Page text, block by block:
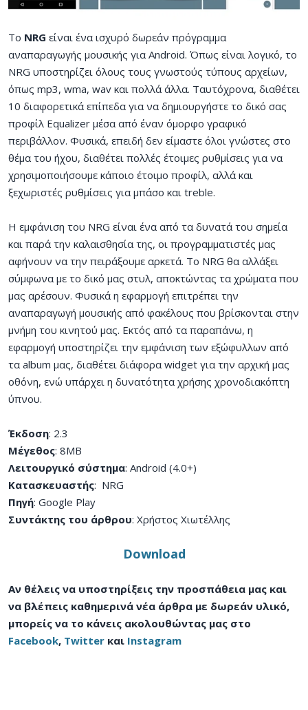
Το NRG είναι ένα ισχυρό δωρεάν πρόγραμμα
αναπαραγωγής μουσικής για Android. Όπως είναι λογικό, το
NRG υποστηρίζει όλους τους γνωστούς τύπους αρχείων,
όπως mp3, wma, wav και πολλά άλλα. Ταυτόχρονα, διαθέτει
10 διαφορετικά επίπεδα για να δημιουργήστε το δικό σας
προφίλ Equalizer μέσα από έναν όμορφο γραφικό
περιβάλλον. Φυσικά, επειδή δεν είμαστε όλοι γνώστες στο
θέμα του ήχου, διαθέτει πολλές έτοιμες ρυθμίσεις για να
χρησιμοποιήσουμε κάποιο έτοιμο προφίλ, αλλά και
ξεχωριστές ρυθμίσεις για μπάσο και treble.
Η εμφάνιση του NRG είναι ένα από τα δυνατά του σημεία
και παρά την καλαισθησία της, οι προγραμματιστές μας
αφήνουν να την πειράξουμε αρκετά. Το NRG θα αλλάξει
σύμφωνα με το δικό μας στυλ, αποκτώντας τα χρώματα που
μας αρέσουν. Φυσικά η εφαρμογή επιτρέπει την
αναπαραγωγή μουσικής από φακέλους που βρίσκονται στην
μνήμη του κινητού μας. Εκτός από τα παραπάνω, η
εφαρμογή υποστηρίζει την εμφάνιση των εξώφυλλων από
τα album μας, διαθέτει διάφορα widget για την αρχική μας
οθόνη, ενώ υπάρχει η δυνατότητα χρήσης χρονοδιακόπτη
ύπνου.
Έκδοση: 2.3
Μέγεθος: 8MB
Λειτουργικό σύστημα: Android (4.0+)
Κατασκευαστής: NRG
Πηγή: Google Play
Συντάκτης του άρθρου: Χρήστος Χιωτέλλης
Download
Αν θέλεις να υποστηρίξεις την προσπάθεια μας και
να βλέπεις καθημερινά νέα άρθρα με δωρεάν υλικό,
μπορείς να το κάνεις ακολουθώντας μας στο
Facebook, Twitter και Instagram